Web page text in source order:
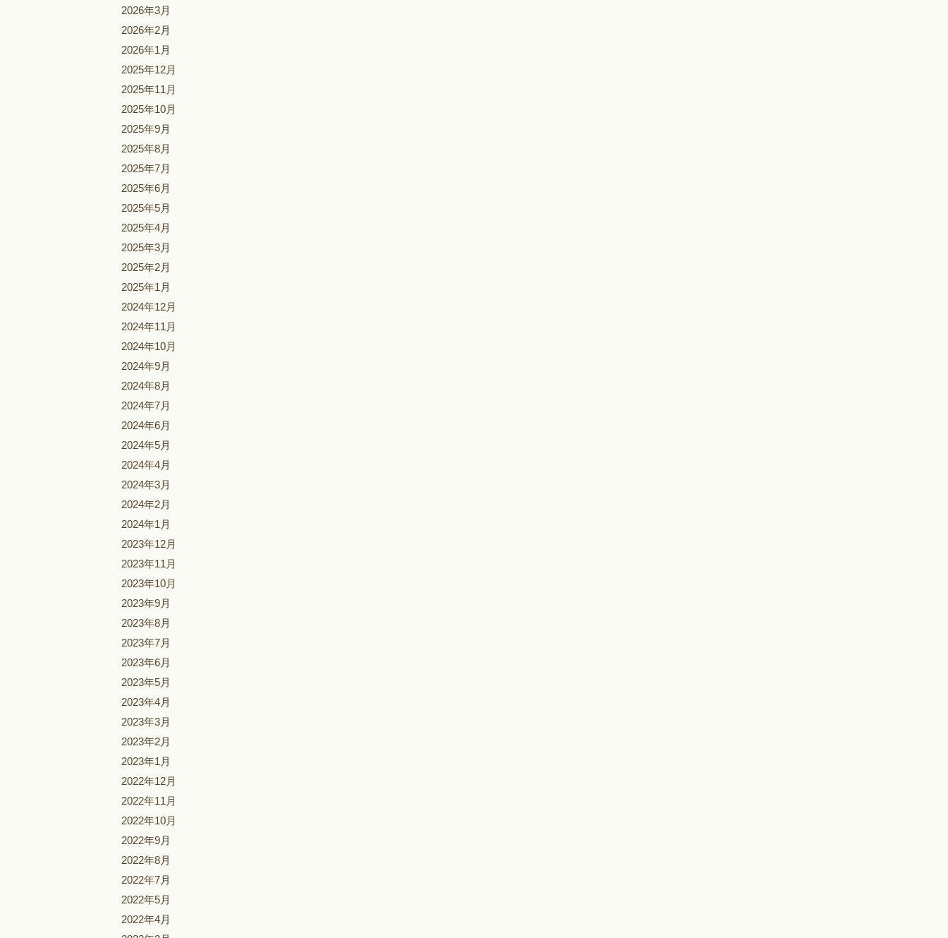
2026年3月
2026年2月
2026年1月
2025年12月
2025年11月
2025年10月
2025年9月
2025年8月
2025年7月
2025年6月
2025年5月
2025年4月
2025年3月
2025年2月
2025年1月
2024年12月
2024年11月
2024年10月
2024年9月
2024年8月
2024年7月
2024年6月
2024年5月
2024年4月
2024年3月
2024年2月
2024年1月
2023年12月
2023年11月
2023年10月
2023年9月
2023年8月
2023年7月
2023年6月
2023年5月
2023年4月
2023年3月
2023年2月
2023年1月
2022年12月
2022年11月
2022年10月
2022年9月
2022年8月
2022年7月
2022年5月
2022年4月